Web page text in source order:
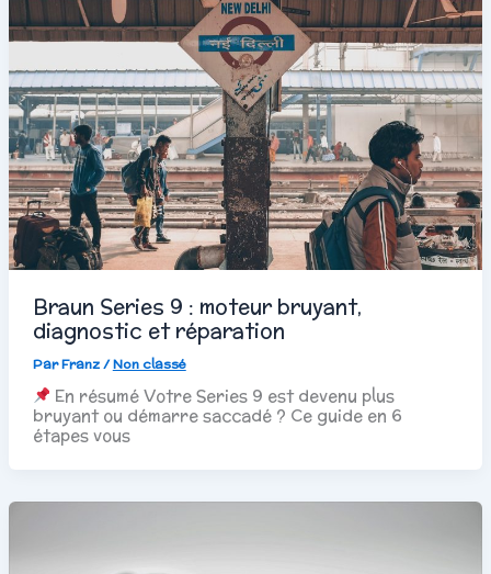
Braun Series 9 : moteur bruyant,
diagnostic et réparation
ParFranz/Non classé
En résumé Votre Series 9 est devenu plus
bruyant ou démarre saccadé ? Ce guide en 6
étapes vous